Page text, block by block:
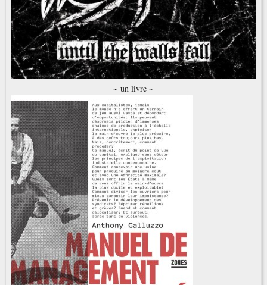
~ un livre ~